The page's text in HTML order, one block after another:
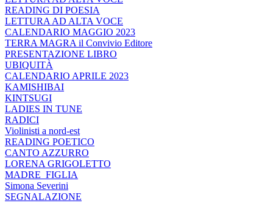
READING DI POESIA
LETTURA AD ALTA VOCE
CALENDARIO MAGGIO 2023
TERRA MAGRA il Convivio Editore
PRESENTAZIONE LIBRO
UBIQUITÀ
CALENDARIO APRILE 2023
KAMISHIBAI
KINTSUGI
LADIES IN TUNE
RADICI
Violinisti a nord-est
READING POETICO
CANTO AZZURRO
LORENA GRIGOLETTO
MADRE_FIGLIA
Simona Severini
SEGNALAZIONE